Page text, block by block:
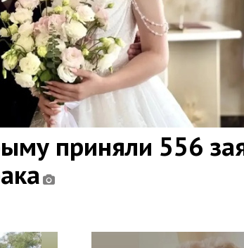
приняли 556